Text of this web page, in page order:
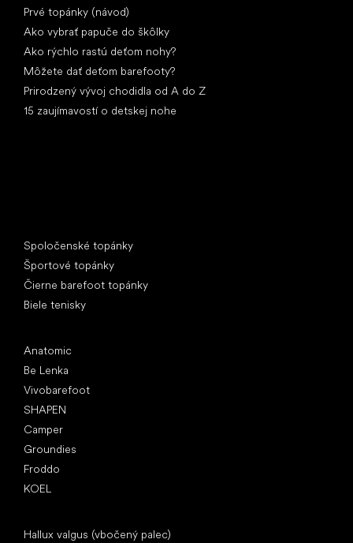
Prvé topánky (návod)
Ako vybrať papuče do škôlky
Ako rýchlo rastú deťom nohy?
Môžete dať deťom barefooty?
Prirodzený vývoj chodidla od A do Z
15 zaujímavostí o detskej nohe
Spoločenské topánky
Športové topánky
Čierne barefoot topánky
Biele tenisky
Anatomic
Be Lenka
Vivobarefoot
SHAPEN
Camper
Groundies
Froddo
KOEL
Hallux valgus (vbočený palec)